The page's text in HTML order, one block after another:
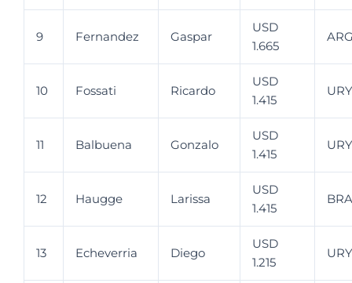
9 Fernandez Gaspar
USD
1.665
10 Fossati Ricardo
USD
1.415
URY
11 Balbuena Gonzalo
USD
1.415
URY
12 Haugge Larissa
USD
1.415
BRA
13 Echeverria Diego
USD
1.215
URY